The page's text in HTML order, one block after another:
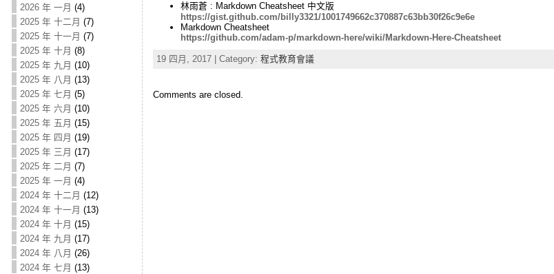
2026 年 一月 (4)
2025 年 十二月 (7)
2025 年 十一月 (7)
2025 年 十月 (8)
2025 年 九月 (10)
2025 年 八月 (13)
2025 年 七月 (5)
2025 年 六月 (10)
2025 年 五月 (15)
2025 年 四月 (19)
2025 年 三月 (17)
2025 年 二月 (7)
2025 年 一月 (4)
2024 年 十二月 (12)
2024 年 十一月 (13)
2024 年 十月 (15)
2024 年 九月 (17)
2024 年 八月 (26)
2024 年 七月 (13)
林雨蒼 : Markdown Cheatsheet 中文版
https://gist.github.com/billy3321/1001749662c370887c63bb30f26c9e6e
Markdown Cheatsheet
https://github.com/adam-p/markdown-here/wiki/Markdown-Here-Cheatsheet
19 四月, 2017 | Category: 程式教育會議
Comments are closed.